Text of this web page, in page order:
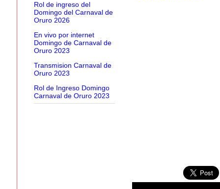
Rol de ingreso del
Domingo del Carnaval de
Oruro 2026
En vivo por internet
Domingo de Carnaval de
Oruro 2023
Transmision Carnaval de
Oruro 2023
Rol de Ingreso Domingo
Carnaval de Oruro 2023